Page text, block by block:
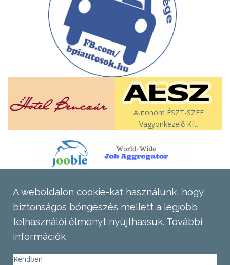
Autonóm ÉSZT-SZEF
Vagyonkezelő Kft.
A weboldalon cookie-kat használunk, hogy
biztonságos böngészés mellett a legjobb
felhasználói élményt nyújthassuk. További
információk
Rendben